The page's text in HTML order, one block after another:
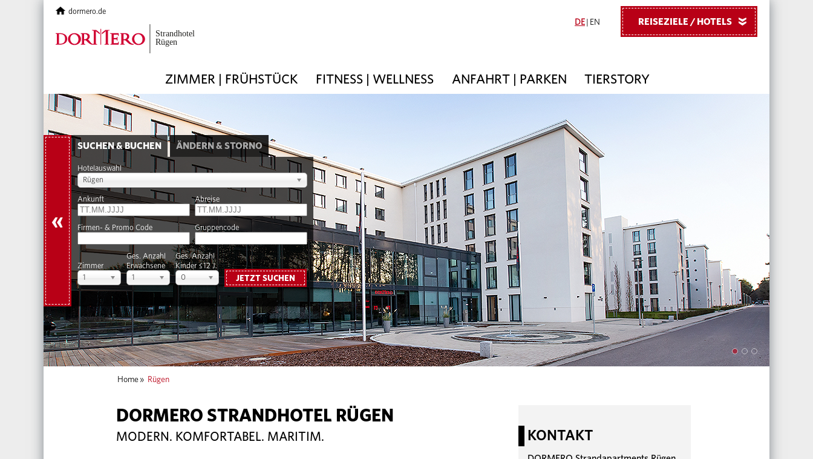
DE EN
ZIMMER | FRÜHSTÜCK FITNESS | WELLNESS ANFAHRT | PARKEN TIERSTORY
dormero.de
REISEZIELE / HOTELS »
«
SUCHEN & BUCHEN ÄNDERN & STORNO
Hotelauswahl
Rügen
Ankunft Abreise
Firmen- & Promo Code Gruppencode
Zimmer
1
Ges. Anzahl
Erwachsene
1
Ges. Anzahl
Kinder ≤12 J.
0
JETZT SUCHEN
Home » Rügen
DORMERO STRANDHOTEL RÜGEN
MODERN. KOMFORTABEL. MARITIM. KONTAKT